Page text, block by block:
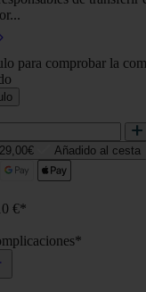
para comprobar la
Añadido al cesta
€*